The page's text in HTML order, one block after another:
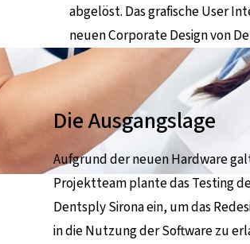
abgelöst. Das grafische User
neuen Corporate Design von
Die Ausgangslage
Aufgrund der neuen Hardware
Projektteam plante das Testing
Dentsply Sirona ein, um das
in die Nutzung der Software zu